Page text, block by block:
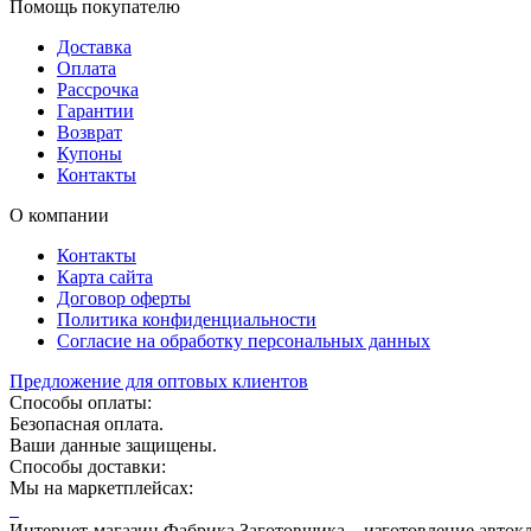
Помощь покупателю
Доставка
Оплата
Рассрочка
Гарантии
Возврат
Купоны
Контакты
О компании
Контакты
Карта сайта
Договор оферты
Политика конфиденциальности
Согласие на обработку персональных данных
Предложение для оптовых клиентов
Способы оплаты:
Безопасная оплата.
Ваши данные защищены.
Способы доставки:
Мы на маркетплейсах: